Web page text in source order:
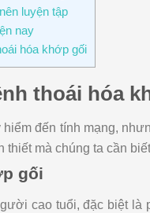
luyện tập
nay
hóa khớp gối
thoái hóa
đến tính mạng,
mà chúng ta cần
gối
cao tuổi, đặc biệt là